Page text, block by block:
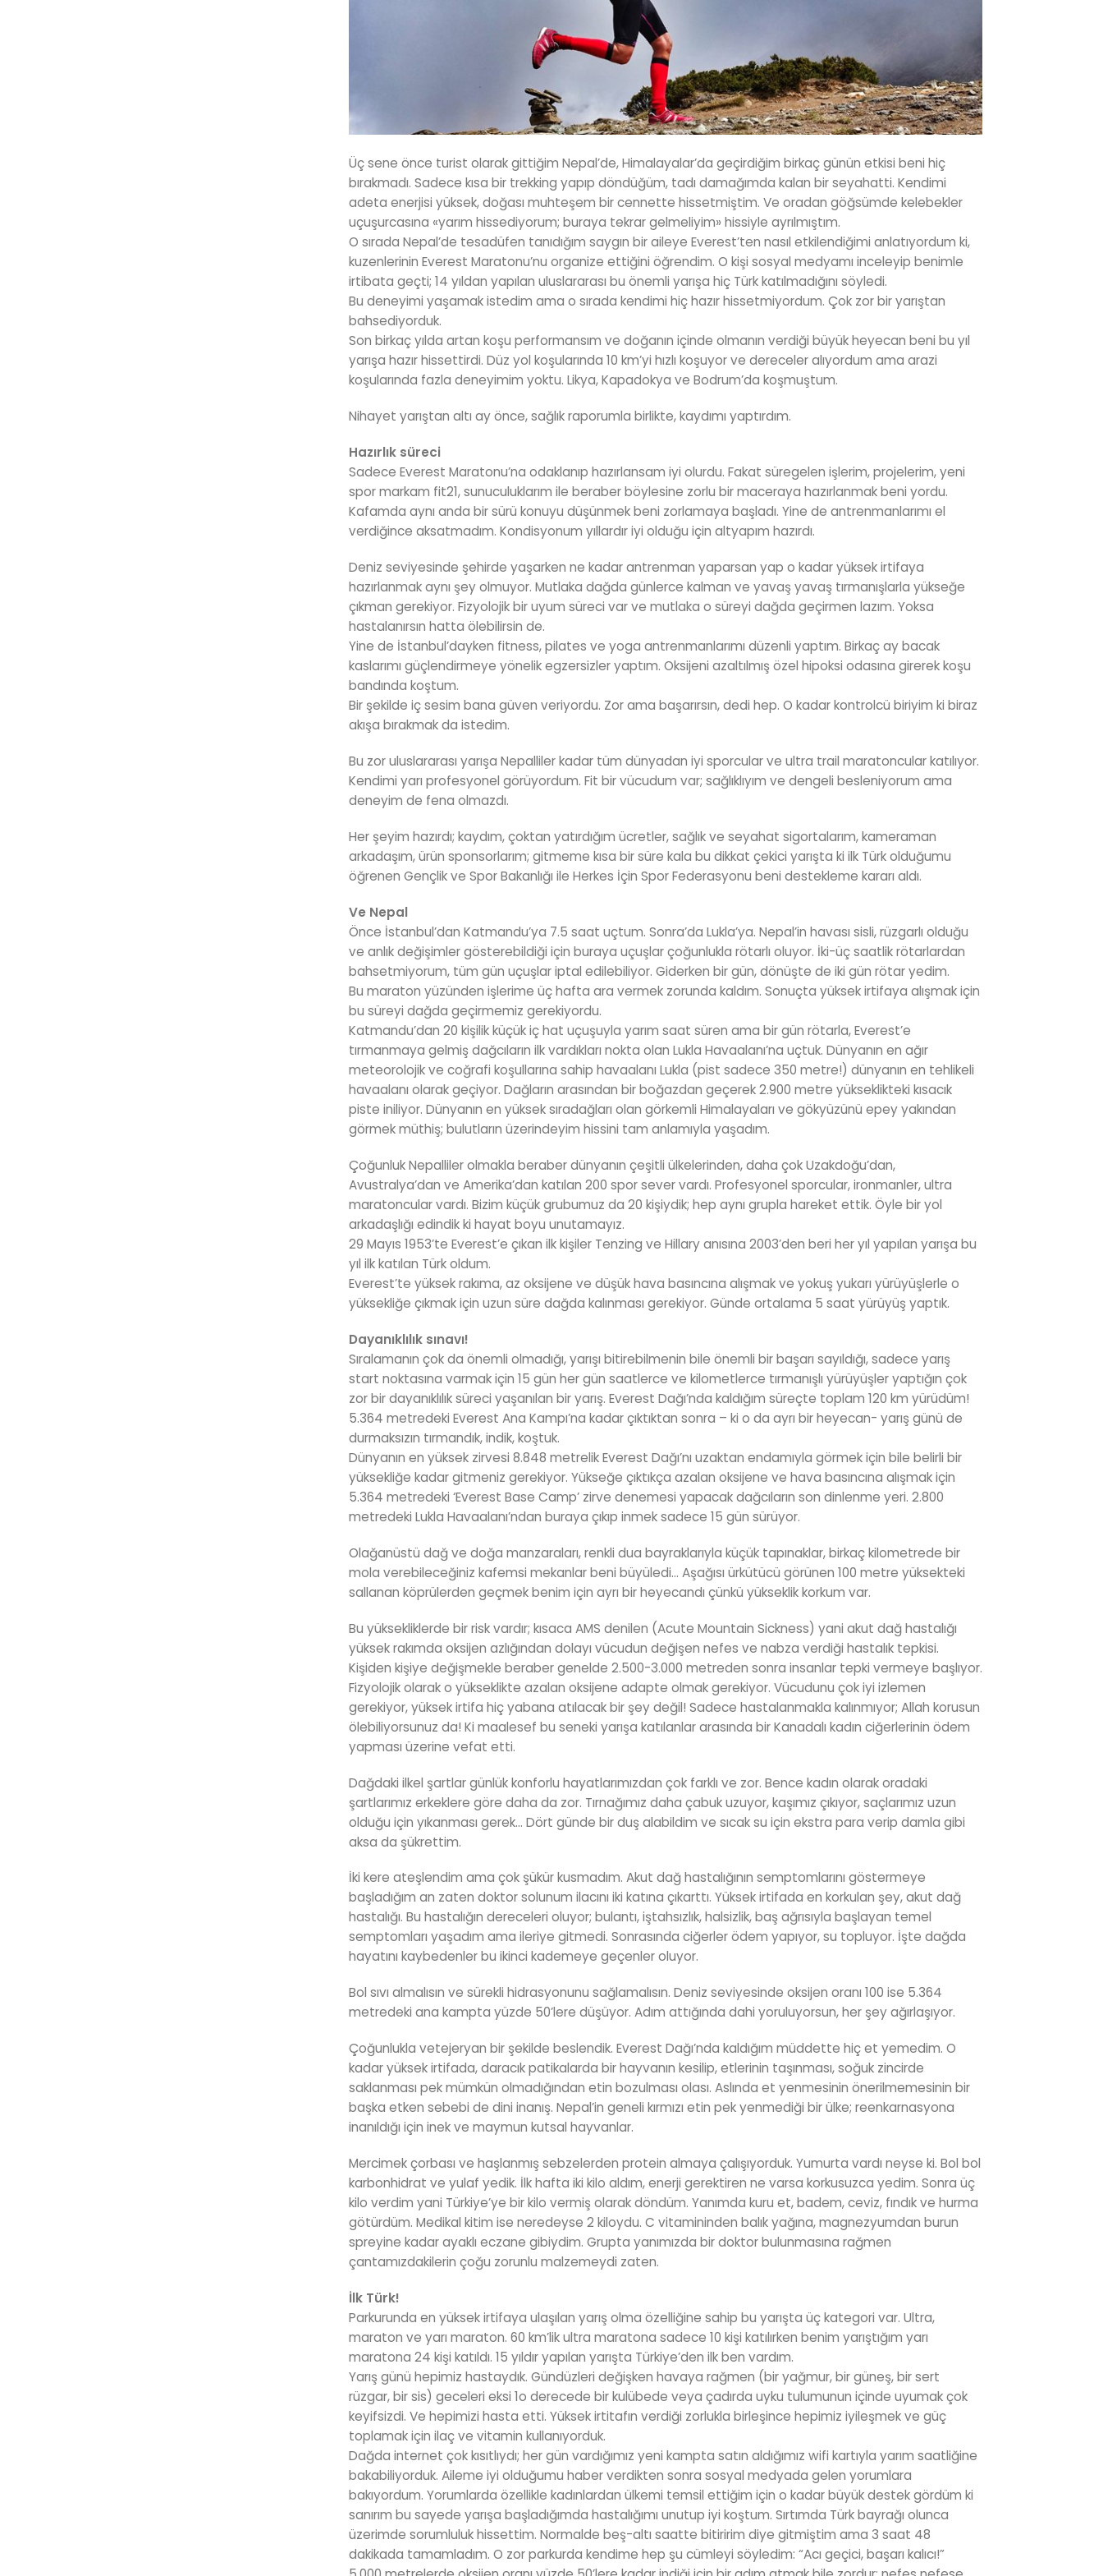
Üç sene önce turist olarak gittiğim Nepal’de, Himalayalar’da geçirdiğim birkaç günün etkisi beni hiç
bırakmadı. Sadece kısa bir trekking yapıp döndüğüm, tadı damağımda kalan bir seyahatti. Kendimi
adeta enerjisi yüksek, doğası muhteşem bir cennette hissetmiştim. Ve oradan göğsümde kelebekler
uçuşurcasına «yarım hissediyorum; buraya tekrar gelmeliyim» hissiyle ayrılmıştım.
O sırada Nepal’de tesadüfen tanıdığım saygın bir aileye Everest’ten nasıl etkilendiğimi anlatıyordum ki,
kuzenlerinin Everest Maratonu’nu organize ettiğini öğrendim. O kişi sosyal medyamı inceleyip benimle
irtibata geçti; 14 yıldan yapılan uluslararası bu önemli yarışa hiç Türk katılmadığını söyledi.
Bu deneyimi yaşamak istedim ama o sırada kendimi hiç hazır hissetmiyordum. Çok zor bir yarıştan
bahsediyorduk.
Son birkaç yılda artan koşu performansım ve doğanın içinde olmanın verdiği büyük heyecan beni bu yıl
yarışa hazır hissettirdi. Düz yol koşularında 10 km’yi hızlı koşuyor ve dereceler alıyordum ama arazi
koşularında fazla deneyimim yoktu. Likya, Kapadokya ve Bodrum’da koşmuştum.
Nihayet yarıştan altı ay önce, sağlık raporumla birlikte, kaydımı yaptırdım.
Hazırlık süreci
Sadece Everest Maratonu’na odaklanıp hazırlansam iyi olurdu. Fakat süregelen işlerim, projelerim, yeni
spor markam fit21, sunuculuklarım ile beraber böylesine zorlu bir maceraya hazırlanmak beni yordu.
Kafamda aynı anda bir sürü konuyu düşünmek beni zorlamaya başladı. Yine de antrenmanlarımı el
verdiğince aksatmadım. Kondisyonum yıllardır iyi olduğu için altyapım hazırdı.
Deniz seviyesinde şehirde yaşarken ne kadar antrenman yaparsan yap o kadar yüksek irtifaya
hazırlanmak aynı şey olmuyor. Mutlaka dağda günlerce kalman ve yavaş yavaş tırmanışlarla yükseğe
çıkman gerekiyor. Fizyolojik bir uyum süreci var ve mutlaka o süreyi dağda geçirmen lazım. Yoksa
hastalanırsın hatta ölebilirsin de.
Yine de İstanbul’dayken fitness, pilates ve yoga antrenmanlarımı düzenli yaptım. Birkaç ay bacak
kaslarımı güçlendirmeye yönelik egzersizler yaptım. Oksijeni azaltılmış özel hipoksi odasına girerek koşu
bandında koştum.
Bir şekilde iç sesim bana güven veriyordu. Zor ama başarırsın, dedi hep. O kadar kontrolcü biriyim ki biraz
akışa bırakmak da istedim.
Bu zor uluslararası yarışa Nepalliler kadar tüm dünyadan iyi sporcular ve ultra trail maratoncular katılıyor.
Kendimi yarı profesyonel görüyordum. Fit bir vücudum var; sağlıklıyım ve dengeli besleniyorum ama
deneyim de fena olmazdı.
Her şeyim hazırdı; kaydım, çoktan yatırdığım ücretler, sağlık ve seyahat sigortalarım, kameraman
arkadaşım, ürün sponsorlarım; gitmeme kısa bir süre kala bu dikkat çekici yarışta ki ilk Türk olduğumu
öğrenen Gençlik ve Spor Bakanlığı ile Herkes İçin Spor Federasyonu beni destekleme kararı aldı.
Ve Nepal
Önce İstanbul’dan Katmandu’ya 7.5 saat uçtum. Sonra’da Lukla’ya. Nepal’in havası sisli, rüzgarlı olduğu
ve anlık değişimler gösterebildiği için buraya uçuşlar çoğunlukla rötarlı oluyor. İki-üç saatlik rötarlardan
bahsetmiyorum, tüm gün uçuşlar iptal edilebiliyor. Giderken bir gün, dönüşte de iki gün rötar yedim.
Bu maraton yüzünden işlerime üç hafta ara vermek zorunda kaldım. Sonuçta yüksek irtifaya alışmak için
bu süreyi dağda geçirmemiz gerekiyordu.
Katmandu’dan 20 kişilik küçük iç hat uçuşuyla yarım saat süren ama bir gün rötarla, Everest’e
tırmanmaya gelmiş dağcıların ilk vardıkları nokta olan Lukla Havaalanı’na uçtuk. Dünyanın en ağır
meteorolojik ve coğrafi koşullarına sahip havaalanı Lukla (pist sadece 350 metre!) dünyanın en tehlikeli
havaalanı olarak geçiyor. Dağların arasından bir boğazdan geçerek 2.900 metre yükseklikteki kısacık
piste iniliyor. Dünyanın en yüksek sıradağları olan görkemli Himalayaları ve gökyüzünü epey yakından
görmek müthiş; bulutların üzerindeyim hissini tam anlamıyla yaşadım.
Çoğunluk Nepalliler olmakla beraber dünyanın çeşitli ülkelerinden, daha çok Uzakdoğu’dan,
Avustralya’dan ve Amerika’dan katılan 200 spor sever vardı. Profesyonel sporcular, ironmanler, ultra
maratoncular vardı. Bizim küçük grubumuz da 20 kişiydik; hep aynı grupla hareket ettik. Öyle bir yol
arkadaşlığı edindik ki hayat boyu unutamayız.
29 Mayıs 1953’te Everest’e çıkan ilk kişiler Tenzing ve Hillary anısına 2003’den beri her yıl yapılan yarışa bu
yıl ilk katılan Türk oldum.
Everest’te yüksek rakıma, az oksijene ve düşük hava basıncına alışmak ve yokuş yukarı yürüyüşlerle o
yüksekliğe çıkmak için uzun süre dağda kalınması gerekiyor. Günde ortalama 5 saat yürüyüş yaptık.
Dayanıklılık sınavı!
Sıralamanın çok da önemli olmadığı, yarışı bitirebilmenin bile önemli bir başarı sayıldığı, sadece yarış
start noktasına varmak için 15 gün her gün saatlerce ve kilometlerce tırmanışlı yürüyüşler yaptığın çok
zor bir dayanıklılık süreci yaşanılan bir yarış. Everest Dağı’nda kaldığım süreçte toplam 120 km yürüdüm!
5.364 metredeki Everest Ana Kampı’na kadar çıktıktan sonra – ki o da ayrı bir heyecan- yarış günü de
durmaksızın tırmandık, indik, koştuk.
Dünyanın en yüksek zirvesi 8.848 metrelik Everest Dağı’nı uzaktan endamıyla görmek için bile belirli bir
yüksekliğe kadar gitmeniz gerekiyor. Yükseğe çıktıkça azalan oksijene ve hava basıncına alışmak için
5.364 metredeki ‘Everest Base Camp’ zirve denemesi yapacak dağcıların son dinlenme yeri. 2.800
metredeki Lukla Havaalanı’ndan buraya çıkıp inmek sadece 15 gün sürüyor.
Olağanüstü dağ ve doğa manzaraları, renkli dua bayraklarıyla küçük tapınaklar, birkaç kilometrede bir
mola verebileceğiniz kafemsi mekanlar beni büyüledi… Aşağısı ürkütücü görünen 100 metre yüksekteki
sallanan köprülerden geçmek benim için ayrı bir heyecandı çünkü yükseklik korkum var.
Bu yüksekliklerde bir risk vardır; kısaca AMS denilen (Acute Mountain Sickness) yani akut dağ hastalığı
yüksek rakımda oksijen azlığından dolayı vücudun değişen nefes ve nabza verdiği hastalık tepkisi.
Kişiden kişiye değişmekle beraber genelde 2.500-3.000 metreden sonra insanlar tepki vermeye başlıyor.
Fizyolojik olarak o yükseklikte azalan oksijene adapte olmak gerekiyor. Vücudunu çok iyi izlemen
gerekiyor, yüksek irtifa hiç yabana atılacak bir şey değil! Sadece hastalanmakla kalınmıyor; Allah korusun
ölebiliyorsunuz da! Ki maalesef bu seneki yarışa katılanlar arasında bir Kanadalı kadın ciğerlerinin ödem
yapması üzerine vefat etti.
Dağdaki ilkel şartlar günlük konforlu hayatlarımızdan çok farklı ve zor. Bence kadın olarak oradaki
şartlarımız erkeklere göre daha da zor. Tırnağımız daha çabuk uzuyor, kaşımız çıkıyor, saçlarımız uzun
olduğu için yıkanması gerek… Dört günde bir duş alabildim ve sıcak su için ekstra para verip damla gibi
aksa da şükrettim.
İki kere ateşlendim ama çok şükür kusmadım. Akut dağ hastalığının semptomlarını göstermeye
başladığım an zaten doktor solunum ilacını iki katına çıkarttı. Yüksek irtifada en korkulan şey, akut dağ
hastalığı. Bu hastalığın dereceleri oluyor; bulantı, iştahsızlık, halsizlik, baş ağrısıyla başlayan temel
semptomları yaşadım ama ileriye gitmedi. Sonrasında ciğerler ödem yapıyor, su topluyor. İşte dağda
hayatını kaybedenler bu ikinci kademeye geçenler oluyor.
Bol sıvı almalısın ve sürekli hidrasyonunu sağlamalısın. Deniz seviyesinde oksijen oranı 100 ise 5.364
metredeki ana kampta yüzde 50’lere düşüyor. Adım attığında dahi yoruluyorsun, her şey ağırlaşıyor.
Çoğunlukla vetejeryan bir şekilde beslendik. Everest Dağı’nda kaldığım müddette hiç et yemedim. O
kadar yüksek irtifada, daracık patikalarda bir hayvanın kesilip, etlerinin taşınması, soğuk zincirde
saklanması pek mümkün olmadığından etin bozulması olası. Aslında et yenmesinin önerilmemesinin bir
başka etken sebebi de dini inanış. Nepal’in geneli kırmızı etin pek yenmediği bir ülke; reenkarnasyona
inanıldığı için inek ve maymun kutsal hayvanlar.
Mercimek çorbası ve haşlanmış sebzelerden protein almaya çalışıyorduk. Yumurta vardı neyse ki. Bol bol
karbonhidrat ve yulaf yedik. İlk hafta iki kilo aldım, enerji gerektiren ne varsa korkusuzca yedim. Sonra üç
kilo verdim yani Türkiye’ye bir kilo vermiş olarak döndüm. Yanımda kuru et, badem, ceviz, fındık ve hurma
götürdüm. Medikal kitim ise neredeyse 2 kiloydu. C vitamininden balık yağına, magnezyumdan burun
spreyine kadar ayaklı eczane gibiydim. Grupta yanımızda bir doktor bulunmasına rağmen
çantamızdakilerin çoğu zorunlu malzemeydi zaten.
İlk Türk!
Parkurunda en yüksek irtifaya ulaşılan yarış olma özelliğine sahip bu yarışta üç kategori var. Ultra,
maraton ve yarı maraton. 60 km’lik ultra maratona sadece 10 kişi katılırken benim yarıştığım yarı
maratona 24 kişi katıldı. 15 yıldır yapılan yarışta Türkiye’den ilk ben vardım.
Yarış günü hepimiz hastaydık. Gündüzleri değişken havaya rağmen (bir yağmur, bir güneş, bir sert
rüzgar, bir sis) geceleri eksi 1o derecede bir kulübede veya çadırda uyku tulumunun içinde uyumak çok
keyifsizdi. Ve hepimizi hasta etti. Yüksek irtitafın verdiği zorlukla birleşince hepimiz iyileşmek ve güç
toplamak için ilaç ve vitamin kullanıyorduk.
Dağda internet çok kısıtlıydı; her gün vardığımız yeni kampta satın aldığımız wifi kartıyla yarım saatliğine
bakabiliyorduk. Aileme iyi olduğumu haber verdikten sonra sosyal medyada gelen yorumlara
bakıyordum. Yorumlarda özellikle kadınlardan ülkemi temsil ettiğim için o kadar büyük destek gördüm ki
sanırım bu sayede yarışa başladığımda hastalığımı unutup iyi koştum. Sırtımda Türk bayrağı olunca
üzerimde sorumluluk hissettim. Normalde beş-altı saatte bitiririm diye gitmiştim ama 3 saat 48
dakikada tamamladım. O zor parkurda kendime hep şu cümleyi söyledim: “Acı geçici, başarı kalıcı!”